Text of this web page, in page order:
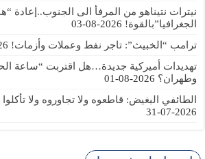
نيترات نتيناهو من المرفأ الى الجنوب..إعادة
الجغرافيا”بالقوة! 2026-08-03
ترامب “الخبيث”: تاجر نفط وعملات وأزمات! 02
تهديدات أميركية جديدة…هل اقتربت “ساعة
وطهران؟ 2026-08-01
الطائفي البغيض: قاطعوه ولا تجاوروه ولا
2026-07-31